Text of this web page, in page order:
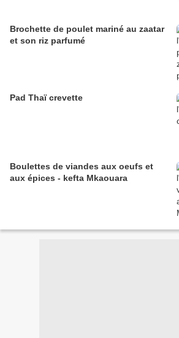
Brochette de poulet mariné au zaatar
et son riz parfumé
Pad Thaï crevette
Boulettes de viandes aux oeufs et
aux épices - kefta Mkaouara